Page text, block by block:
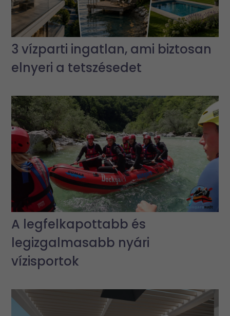
3 vízparti ingatlan, ami biztosan
elnyeri a tetszésedet
A legfelkapottabb és
legizgalmasabb nyári
vízisportok